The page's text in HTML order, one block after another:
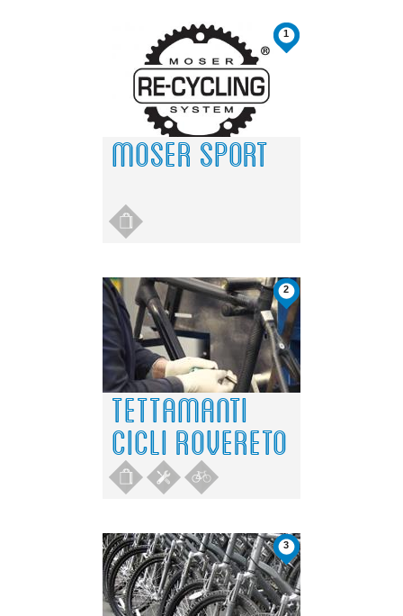
This page can't load Google Maps
correctly.
Do you own this website?
1
MOSER SPORT
2
TETTAMANTI
CICLI ROVERETO
3